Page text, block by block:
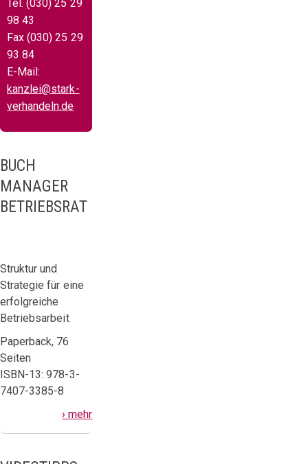
Tel. (030) 25 29
98 43
Fax (030) 25 29
93 84
E-Mail:
kanzlei@stark-
verhandeln.de
BUCH
MANAGER
BETRIEBSRAT
Struktur und
Strategie für eine
erfolgreiche
Betriebsarbeit
Paperback, 76
Seiten
ISBN-13: 978-3-
7407-3385-8
› mehr